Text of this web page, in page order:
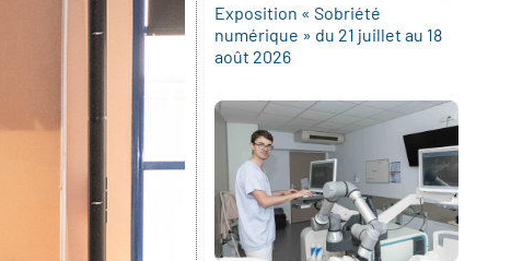
Exposition « Sobriété
numérique » du 21 juillet au 18
août 2026